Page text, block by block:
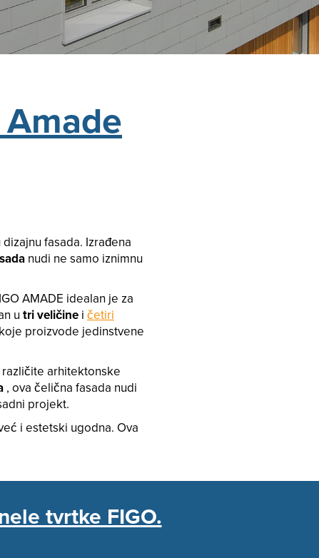
fasada. Izrađena
nudi ne samo iznimnu
AMADE idealan je za
u tri veličine i četiri
proizvode jedinstvene
različite arhitektonske
, ova čelična fasada nudi
projekt.
i estetski ugodna. Ova
tvrtke FIGO.